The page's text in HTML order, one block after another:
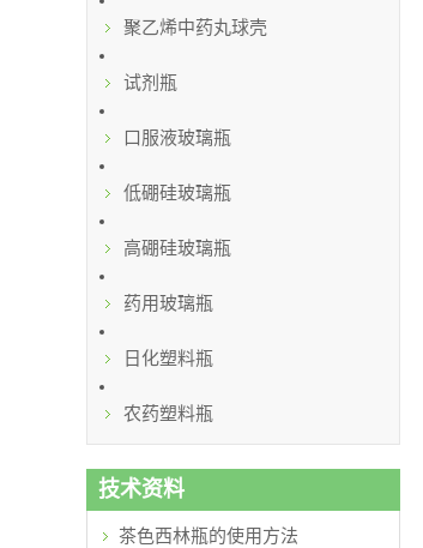
聚乙烯中药丸球壳
试剂瓶
口服液玻璃瓶
低硼硅玻璃瓶
高硼硅玻璃瓶
药用玻璃瓶
日化塑料瓶
农药塑料瓶
技术资料
茶色西林瓶的使用方法